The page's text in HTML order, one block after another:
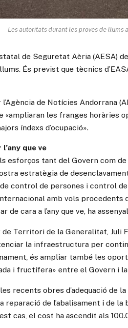
Les autoritats durant les proves de llums a
de Seguretat Aèria (AESA)
És previst que tècnics
de Notícies Andorrana
«ampliaran les franges horàries
índexs d’ocupació».
que ve
esforços tant del Govern com
estratègia de
de control de persones i control
amb vols procedents
cara a l’any que ve, ha
Territori de la Generalitat, Juli
la infraestructura per
és ampliar també les
i fructífera» entre el Govern i
recents obres d’adequació de
reparació de l’abalisament i de
cas, el cost ha ascendit als